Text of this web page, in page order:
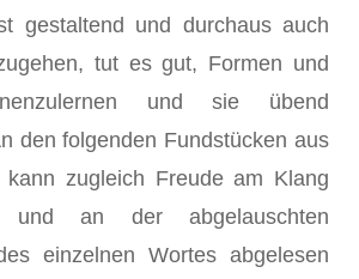
gestaltend und durchaus auch
tut es gut, Formen und
und sie übend
den folgenden Fundstücken aus
kann zugleich Freude am Klang
und an der abgelauschten
einzelnen Wortes abgelesen